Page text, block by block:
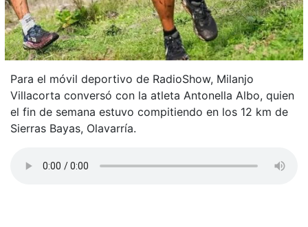
Para el móvil deportivo de RadioShow, Milanjo
Villacorta conversó con la atleta Antonella Albo, quien
el fin de semana estuvo compitiendo en los 12 km de
Sierras Bayas, Olavarría.